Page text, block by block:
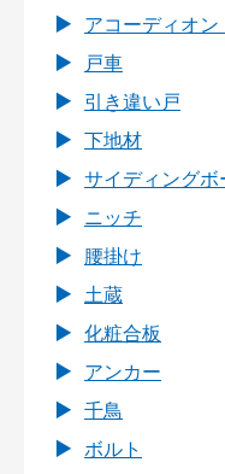
アコーディオン
戸車
引き違い戸
下地材
サイディングボ
ニッチ
腰掛け
土蔵
化粧合板
アンカー
千鳥
ボルト